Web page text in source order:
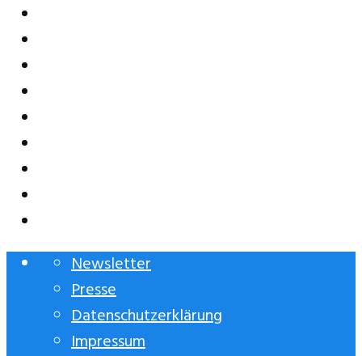
Newsletter
Presse
Datenschutzerklärung
Impressum